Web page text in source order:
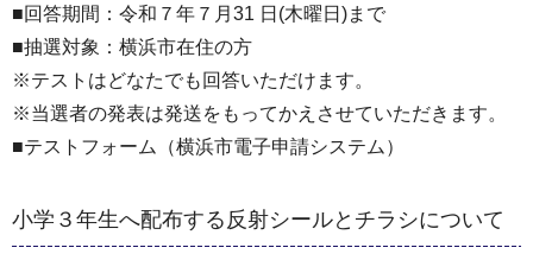
■回答期間：令和７年７月31 日(木曜日)まで
■抽選対象：横浜市在住の方
※テストはどなたでも回答いただけます。
※当選者の発表は発送をもってかえさせていただきます。
■テストフォーム（横浜市電子申請システム）
小学３年生へ配布する反射シールとチラシについて